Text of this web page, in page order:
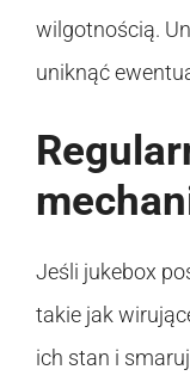
wilgotnością.
uniknąć
Jeśli jukebox
takie jak
ich stan i